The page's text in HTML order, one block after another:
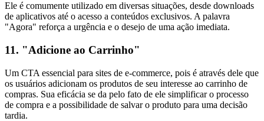
Ele é comumente utilizado em diversas situações, desde downloads
de aplicativos até o acesso a conteúdos exclusivos. A palavra
"Agora" reforça a urgência e o desejo de uma ação imediata.
11. "Adicione ao Carrinho"
Um CTA essencial para sites de e-commerce, pois é através dele que
os usuários adicionam os produtos de seu interesse ao carrinho de
compras. Sua eficácia se da pelo fato de ele simplificar o processo
de compra e a possibilidade de salvar o produto para uma decisão
tardia.